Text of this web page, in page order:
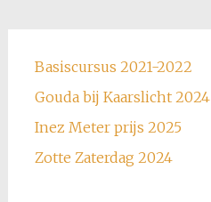
Basiscursus 2021-2022
Gouda bij Kaarslicht 2024
Inez Meter prijs 2025
Zotte Zaterdag 2024